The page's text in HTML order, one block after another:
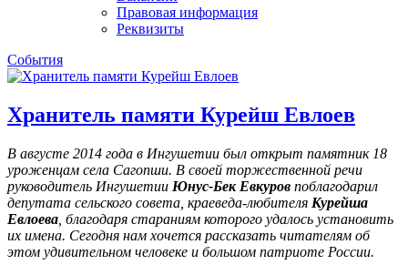
Правовая информация
Реквизиты
События
Хранитель памяти Курейш Евлоев
В августе 2014 года в Ингушетии был открыт памятник 18
уроженцам села Сагопши. В своей торжественной речи
руководитель Ингушетии Юнус-Бек Евкуров поблагодарил
депутата сельского совета, краеведа-любителя Курейша
Евлоева , благодаря стараниям которого удалось установить
их имена. Сегодня нам хочется рассказать читателям об
этом удивительном человеке и большом патриоте России.